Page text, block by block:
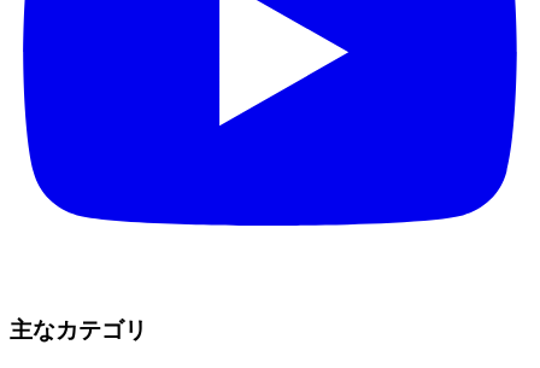
主なカテゴリ